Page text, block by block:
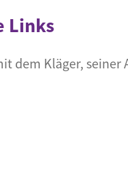
Links
dem Kläger,